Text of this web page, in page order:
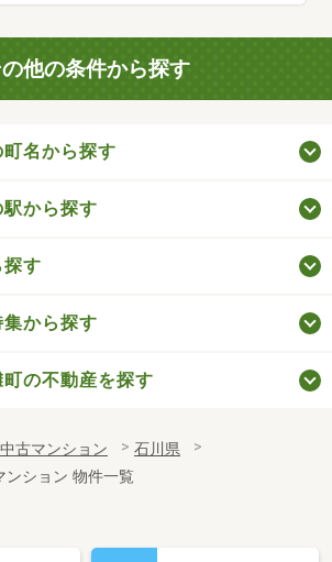
他の条件から探す
名から探す
から探す
す
から探す
の不動産を探す
中古マンション
石川県
ンション 物件一覧